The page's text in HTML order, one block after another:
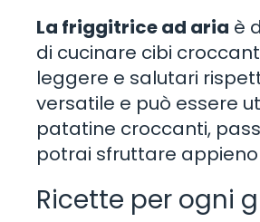
La friggitrice ad aria è
di cucinare cibi
leggere e salutari
versatile e può essere
patatine croccanti,
potrai sfruttare
Ricette per ogni